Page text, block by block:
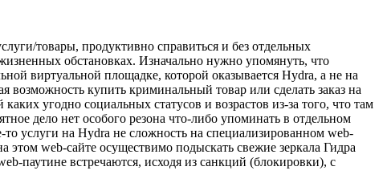
товары, продуктивно справиться и без отдельных
обстановках. Изначально нужно упомянуть, что
виртуальной площадке, которой оказывается Hydra, а не на
возможность купить криминальный товар или сделать заказ на
угодно социальных статусов и возрастов из-за того, что там
дело нет особого резона что-либо упоминать в отдельном
услуги на Hydra не сложность на специализированном web-
web-сайте осуществимо подыскать свежие зеркала Гидра
паутине встречаются, исходя из санкций (блокировки), с